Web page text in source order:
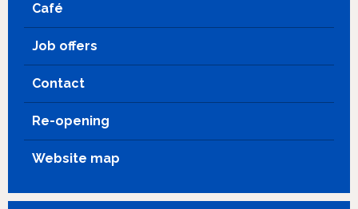
Café
Job offers
Contact
Re-opening
Website map